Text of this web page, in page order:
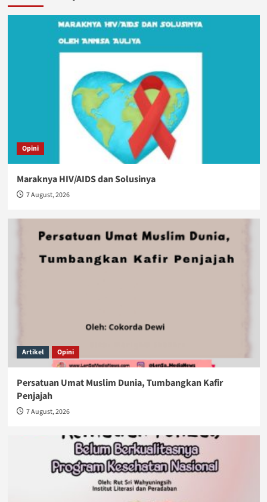
Opini
Maraknya HIV/AIDS dan Solusinya
7 August, 2026
Artikel Opini
Persatuan Umat Muslim Dunia, Tumbangkan Kafir
Penjajah
7 August, 2026